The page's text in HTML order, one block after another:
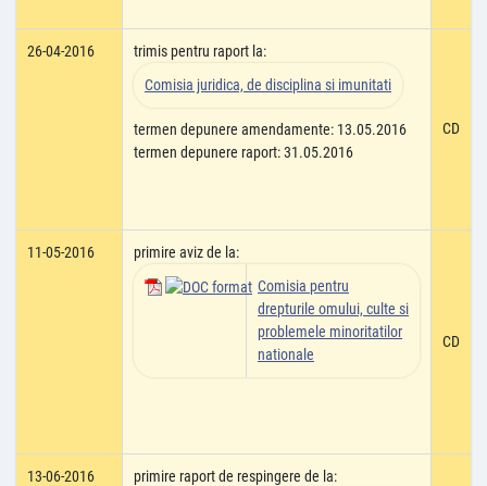
26-04-2016
trimis pentru raport la:
Comisia juridica, de disciplina si imunitati
termen depunere amendamente: 13.05.2016
termen depunere raport: 31.05.2016
CD
11-05-2016
primire aviz de la:
Comisia pentru
drepturile omului, culte si
problemele minoritatilor
nationale
CD
13-06-2016
primire raport de respingere de la: